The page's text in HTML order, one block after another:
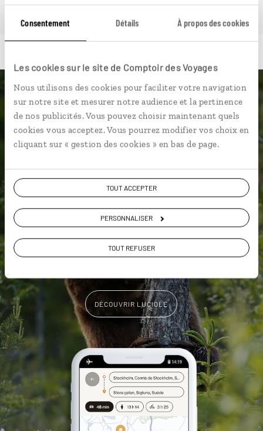
Consentement Détails À propos des cookies
Les cookies sur le site de Comptoir des Voyages
Nous utilisons des cookies pour faciliter votre navigation
sur notre site et mesurer notre audience et la pertinence
de nos publicités. Vous pouvez choisir maintenant quels
cookies vous acceptez. Vous pourrez modifier vos choix en
cliquant sur « gestion des cookies » en bas de page.
TOUT ACCEPTER
PERSONNALISER
TOUT REFUSER
Luciole,
l'appli qui vous guide en Suède
Suède en 1 clic
Notre sélection de boulangeries
pour unkanelbullar
Les plus beaux lacs géolocalisés
L'album souvenirs à composer
vous-même
DÉCOUVRIR LUCIOLE